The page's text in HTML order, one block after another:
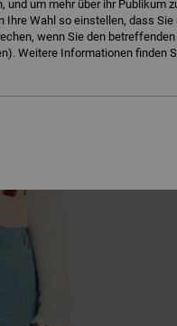
um mehr über ihr Publikum
Ihre Wahl so einstellen, dass
wenn Sie den
Weitere Informationen finden